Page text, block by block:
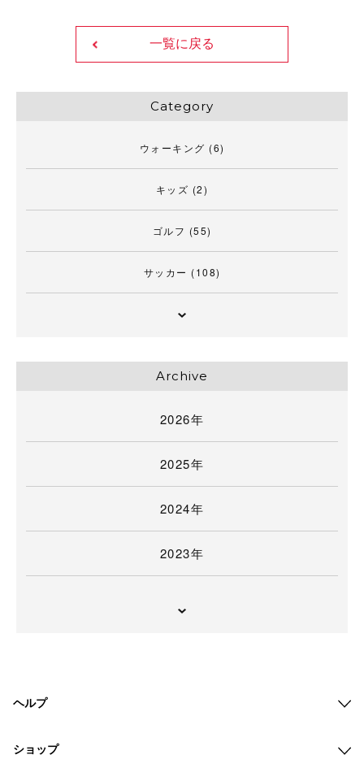
一覧に戻る
Category
ウォーキング (6)
キッズ (2)
ゴルフ (55)
サッカー (108)
Archive
2026年
2025年
2024年
2023年
ヘルプ
ショップ